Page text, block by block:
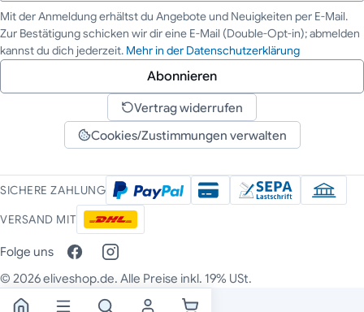
Deine E-Mail-Adresse
Mit der Anmeldung erhältst du Angebote und Neuigkeiten per E-Mail.
Zur Bestätigung schicken wir dir eine E-Mail (Double-Opt-in); abmelden
kannst du dich jederzeit. Mehr in der Datenschutzerklärung
Abonnieren
Vertrag widerrufen
Cookies/Zustimmungen verwalten
SICHERE ZAHLUNG
VERSAND MIT
Folge uns
© 2026 eliveshop.de. Alle Preise inkl. 19% USt.